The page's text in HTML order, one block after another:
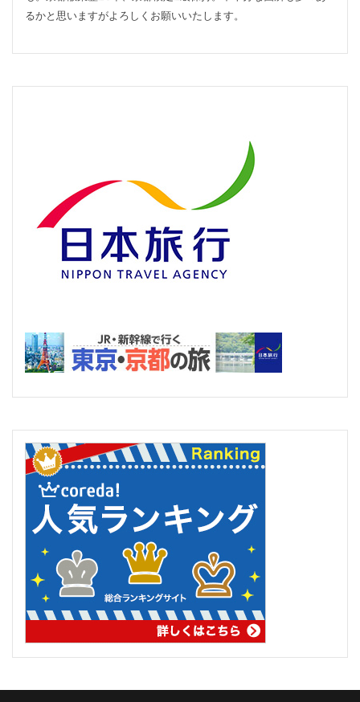
るかと思いますがよろしくお願いいたします。